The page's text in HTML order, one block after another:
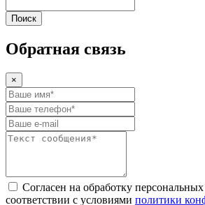
Поиск
Обратная связь
×
Согласен на обработку
соответствии с условиями политики